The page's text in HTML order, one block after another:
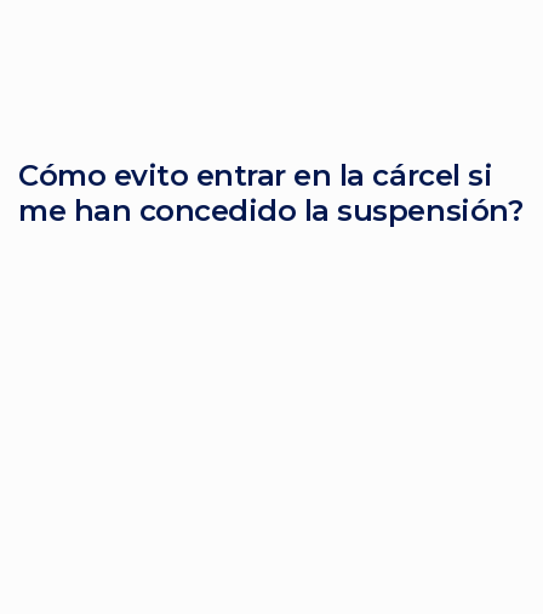
Cómo evito entrar en la cárcel si
me han concedido la suspensión?